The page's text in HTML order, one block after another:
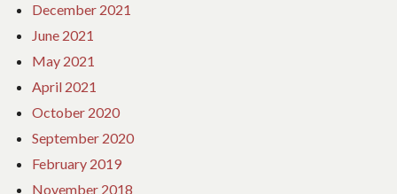
December 2021
June 2021
May 2021
April 2021
October 2020
September 2020
February 2019
November 2018